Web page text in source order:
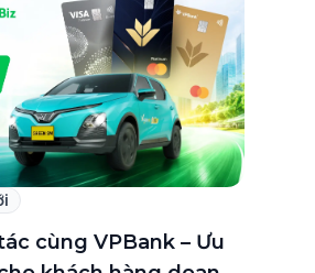
dành riêng cho khách
điểm đến tại khu căn
lạc trong […]
cùng VPBank – Ưu